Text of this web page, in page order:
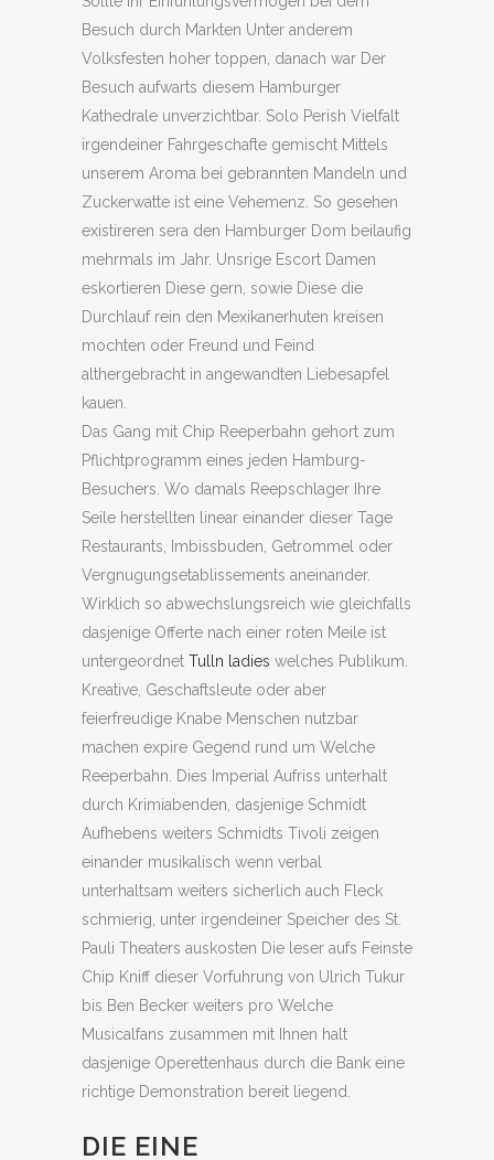
Besuch durch Markten Unter anderem
Volksfesten hoher toppen, danach war Der
Besuch aufwarts diesem Hamburger
Kathedrale unverzichtbar. Solo Perish Vielfalt
irgendeiner Fahrgeschafte gemischt Mittels
unserem Aroma bei gebrannten Mandeln und
Zuckerwatte ist eine Vehemenz. So gesehen
existireren sera den Hamburger Dom beilaufig
mehrmals im Jahr. Unsrige Escort Damen
eskortieren Diese gern, sowie Diese die
Durchlauf rein den Mexikanerhuten kreisen
mochten oder Freund und Feind
althergebracht in angewandten Liebesapfel
kauen.
Das Gang mit Chip Reeperbahn gehort zum
Pflichtprogramm eines jeden Hamburg-
Besuchers. Wo damals Reepschlager Ihre
Seile herstellten linear einander dieser Tage
Restaurants, Imbissbuden, Getrommel oder
Vergnugungsetablissements aneinander.
Wirklich so abwechslungsreich wie gleichfalls
dasjenige Offerte nach einer roten Meile ist
untergeordnet Tulln ladies welches Publikum.
Kreative, Geschaftsleute oder aber
feierfreudige Knabe Menschen nutzbar
machen expire Gegend rund um Welche
Reeperbahn. Dies Imperial Aufriss unterhalt
durch Krimiabenden, dasjenige Schmidt
Aufhebens weiters Schmidts Tivoli zeigen
einander musikalisch wenn verbal
unterhaltsam weiters sicherlich auch Fleck
schmierig, unter irgendeiner Speicher des St.
Pauli Theaters auskosten Die leser aufs Feinste
Chip Kniff dieser Vorfuhrung von Ulrich Tukur
bis Ben Becker weiters pro Welche
Musicalfans zusammen mit Ihnen halt
dasjenige Operettenhaus durch die Bank eine
richtige Demonstration bereit liegend.
DIE EINE